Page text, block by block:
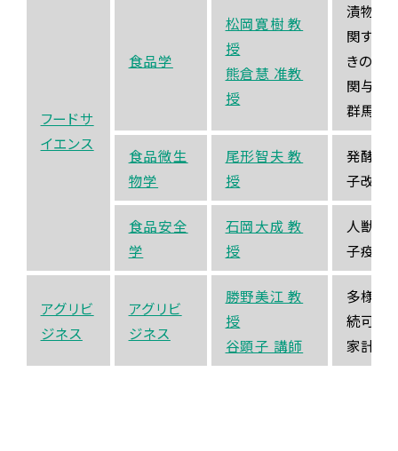
フードサ
イエンス
食品学
松岡寛樹 教
授
熊倉慧 准教
授
漬物加
関する
きのこ
関与す
群馬県
食品微生
物学
尾形智夫 教
授
発酵食
子改変
食品安全
学
石岡大成 教
授
人獣共
子疫学
アグリビ
ジネス
アグリビ
ジネス
勝野美江 教
授
谷顕子 講師
多様な
続可能
家計と